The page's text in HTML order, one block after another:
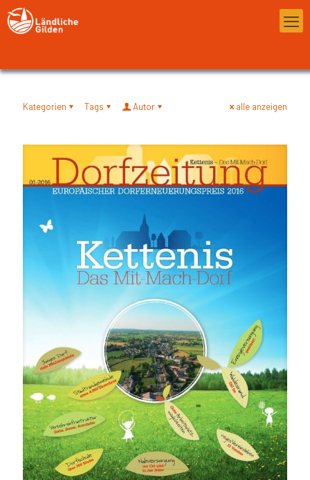
Kategorien Tags Autor alle anzeigen